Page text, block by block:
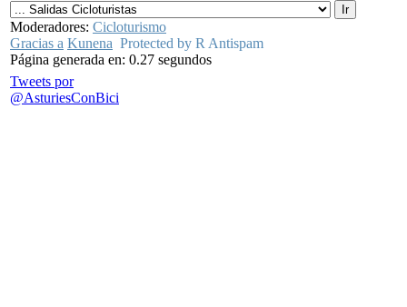
Moderadores: Cicloturismo
Gracias a Kunena Protected by R Antispam
Página generada en: 0.27 segundos
Tweets por
@AsturiesConBici